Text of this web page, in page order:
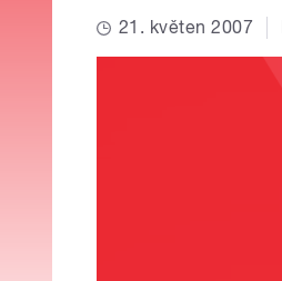
21. květen 2007